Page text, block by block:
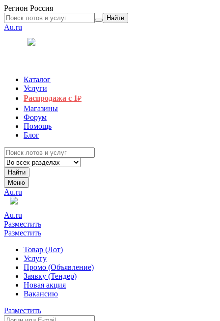
Регион Россия
Найти
Au.ru
Каталог
Услуги
Распродажа с 1₽
Магазины
Форум
Помощь
Блог
Найти
Меню
Au.ru
Au.ru
Разместить
Разместить
Товар (Лот)
Услугу
Промо (Объявление)
Заявку (Тендер)
Новая акция
Вакансию
Разместить